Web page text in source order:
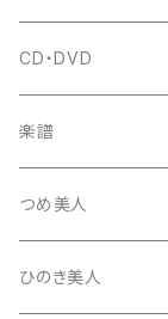
柱入
平柱入
三角柱入
琴台
13絃用琴台（低）
13絃用琴台（高）
桐柱箱
消音フェルト
長唄駒
爪駒入
撥入
一丁撥入
三角撥入（ファスナー式
撥
長唄・民謡撥
撥さや
チューナー・メトロ
CD・DVD
楽譜
つめ美人
ひのき美人